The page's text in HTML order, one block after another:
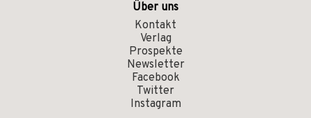
Über uns
Kontakt
Verlag
Prospekte
Newsletter
Facebook
Twitter
Instagram